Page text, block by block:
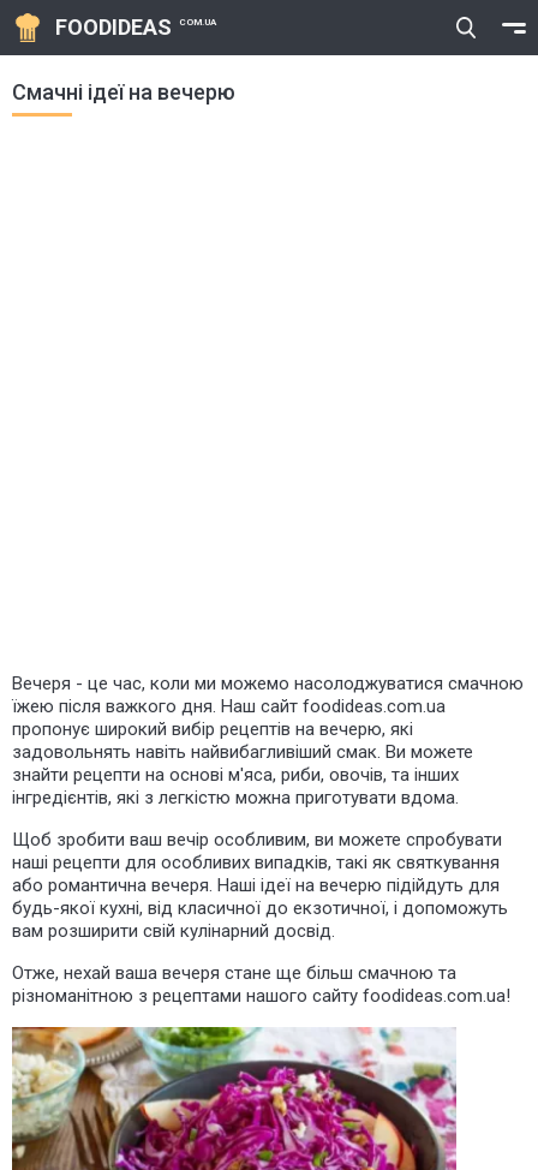
FOODIDEAS COM.UA
Смачні ідеї на вечерю
Вечеря - це час, коли ми можемо насолоджуватися смачною
їжею після важкого дня. Наш сайт foodideas.com.ua
пропонує широкий вибір рецептів на вечерю, які
задовольнять навіть найвибагливіший смак. Ви можете
знайти рецепти на основі м'яса, риби, овочів, та інших
інгредієнтів, які з легкістю можна приготувати вдома.
Щоб зробити ваш вечір особливим, ви можете спробувати
наші рецепти для особливих випадків, такі як святкування
або романтична вечеря. Наші ідеї на вечерю підійдуть для
будь-якої кухні, від класичної до екзотичної, і допоможуть
вам розширити свій кулінарний досвід.
Отже, нехай ваша вечеря стане ще більш смачною та
різноманітною з рецептами нашого сайту foodideas.com.ua!